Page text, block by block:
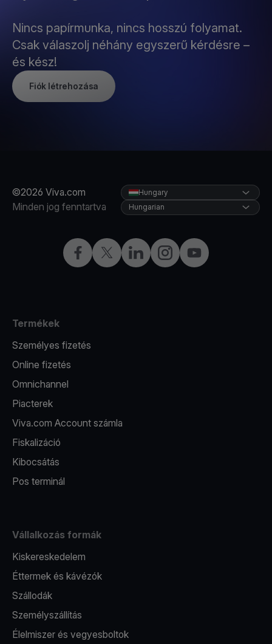
Nincs papírmunka, nincs hosszú folyamat.
Csak válaszolj néhány egyszerű kérdésre –
és kész!
Fiók létrehozása
©2026 Viva.com
Minden jog fenntartva
FacebookTwitterLinkedInInstagramYouTube
Hungary
Hungarian
Termékek
Személyes fizetés
Online fizetés
Omnichannel
Piacterek
Viva.com Account számla
Fiskalizáció
Kibocsátás
Pos terminál
Vállalkozás formák
Kiskereskedelem
Éttermek és kávézók
Szállodák
Személyszállítás
Élelmiszer és vegyesboltok